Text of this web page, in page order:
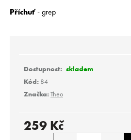
Příchuť- grep
skladem
Kód: 84
Značka:Theo
259 Kč